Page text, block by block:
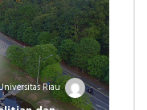
Riau